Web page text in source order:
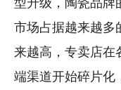
型升级，陶瓷品牌
市场占据越来越多
来越高，专卖店在
端渠道开始碎片化